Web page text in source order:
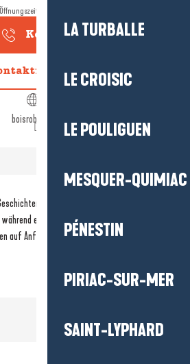
LA TURBALLE
LE CROISIC
LE POULIGUEN
MESQUER-QUIMIAC
PÉNESTIN
PIRIAC-SUR-MER
SAINT-LYPHARD
Öffnungszeiten ansehen
Kontakt
Sie uns
boisrobriere.fr
Entdecken Sie die Brière
einer zweistündigen Bootsfahrt.
auf Anfrage.